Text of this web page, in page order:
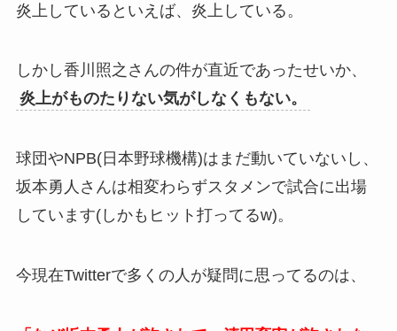
炎上しているといえば、炎上している。
しかし香川照之さんの件が直近であったせいか、
炎上がものたりない気がしなくもない。
球団やNPB(日本野球機構)はまだ動いていないし、
坂本勇人さんは相変わらずスタメンで試合に出場
しています(しかもヒット打ってるw)。
今現在Twitterで多くの人が疑問に思ってるのは、